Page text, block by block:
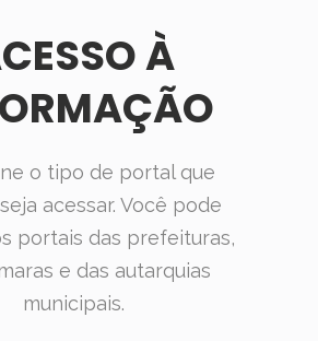
À
o tipo de portal que
acessar. Você pode
portais das prefeituras,
e das autarquias
municipais.